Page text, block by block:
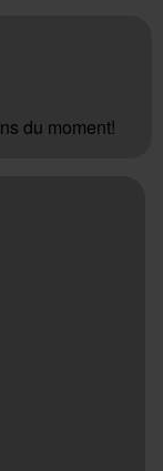
du moment!